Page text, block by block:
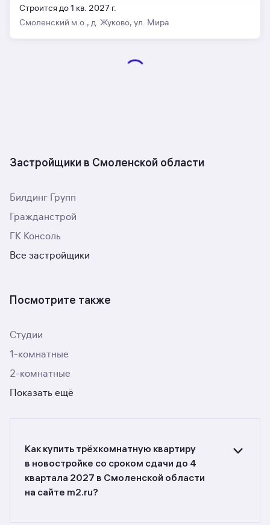
Строится до 1 кв. 2027 г.
Смоленский м.о., д. Жуково, ул. Мира
Застройщики в Смоленской области
Билдинг Групп
Гражданстрой
ГК Консоль
Все застройщики
Посмотрите также
Студии
1-комнатные
2-комнатные
Показать ещё
Как купить трёхкомнатную квартиру
в новостройке со сроком сдачи до 4
квартала 2027 в Смоленской области
на сайте m2.ru?